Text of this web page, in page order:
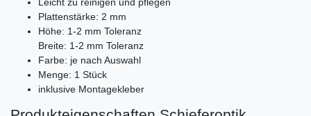
Plattenstärke: 2 mm
Höhe: 1-2 mm Toleranz
Breite: 1-2 mm Toleranz
Farbe: je nach Auswahl
Menge: 1 Stück
inklusive Montagekleber